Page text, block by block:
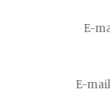
E-
E-